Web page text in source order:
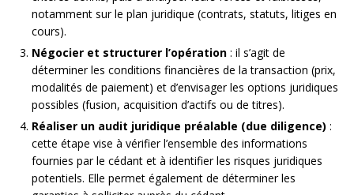
notamment sur le plan juridique (contrats, statuts, litiges en
cours).
Négocier et structurer l’opération : il s’agit de
déterminer les conditions financières de la transaction (prix,
modalités de paiement) et d’envisager les options juridiques
possibles (fusion, acquisition d’actifs ou de titres).
Réaliser un audit juridique préalable (due diligence) :
cette étape vise à vérifier l’ensemble des informations
fournies par le cédant et à identifier les risques juridiques
potentiels. Elle permet également de déterminer les